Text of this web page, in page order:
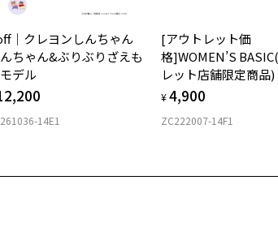
商品詳細ページへ
プライス]個性的な印象になれるオクタゴン
｜クレヨンしんちゃん
ちゃん&ぶりぶりざえも
デル
14E1
[アウトレット価
格]WOMEN’S
レット店舗限定商品)
¥4,900
ZC222007-14F1